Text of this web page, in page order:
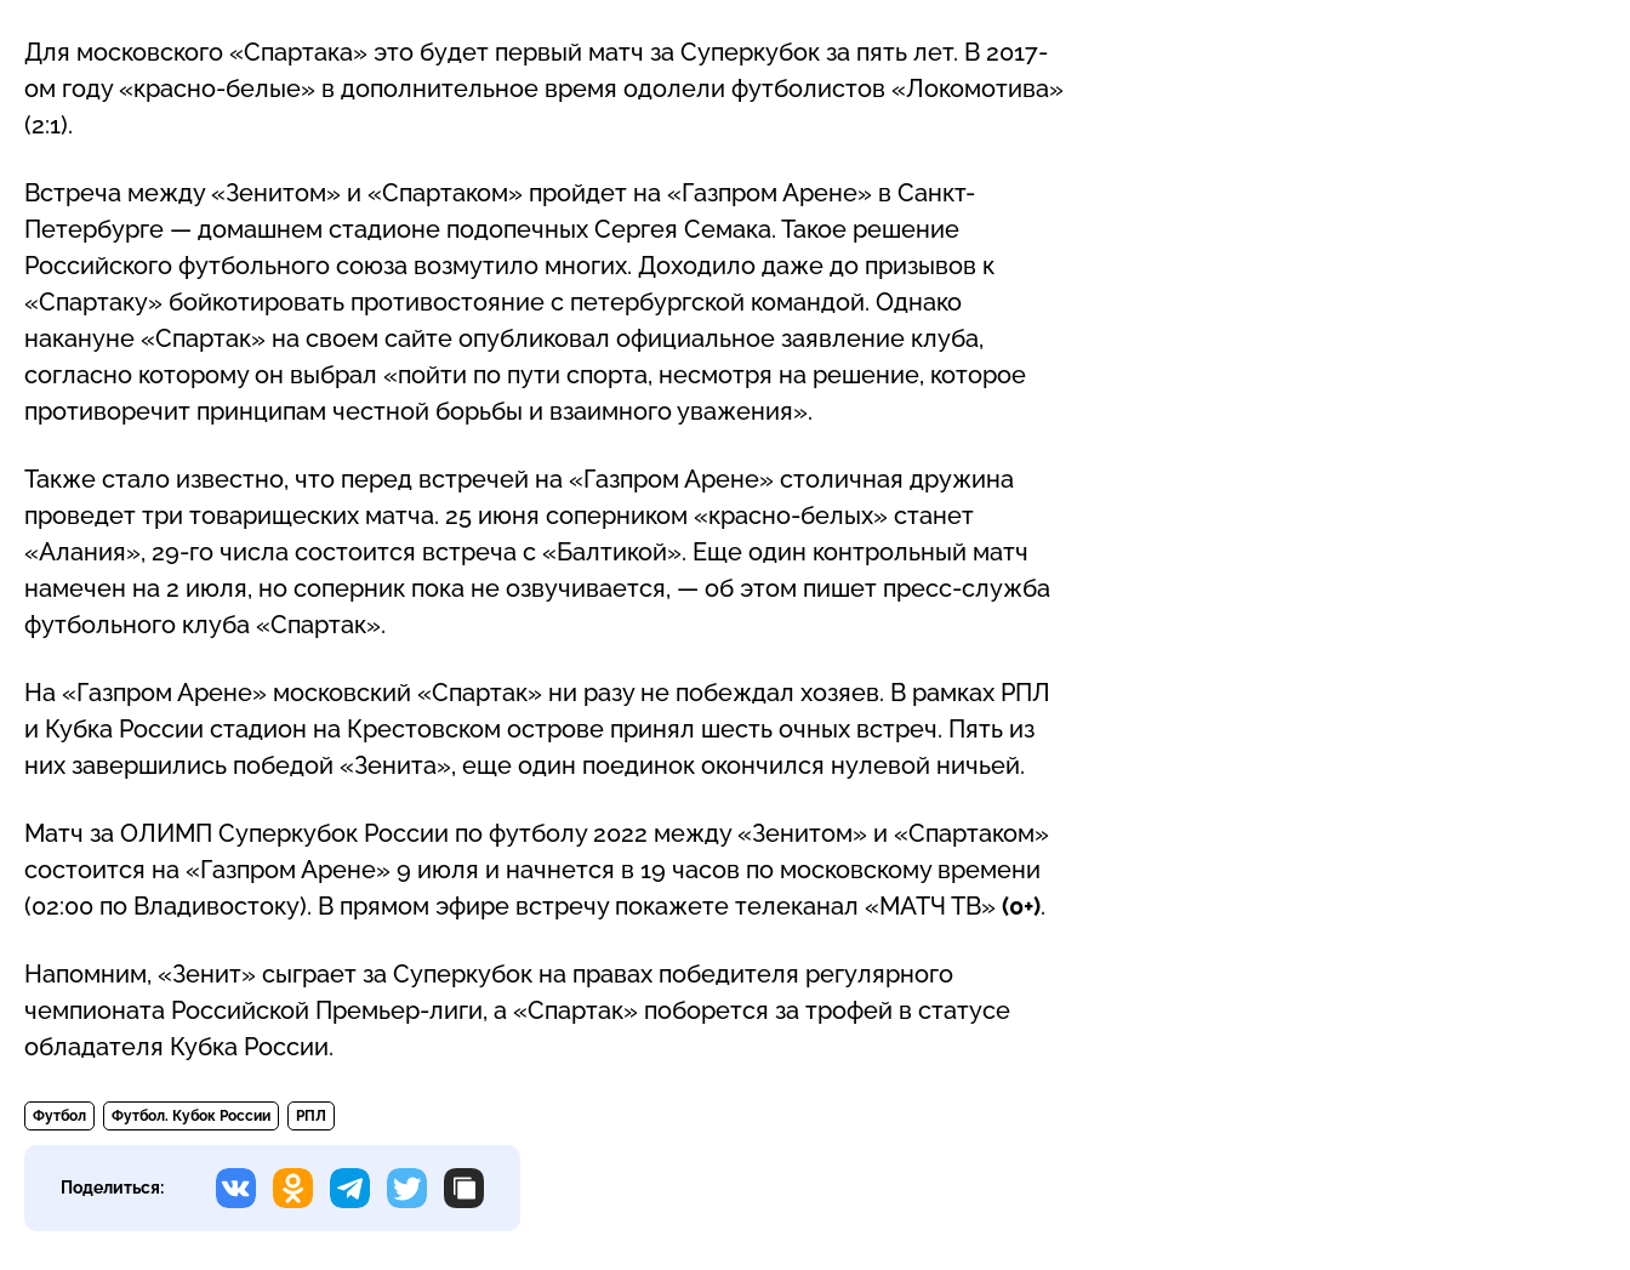
Для московского «Спартака» это будет первый матч за Суперкубок за пять лет. В 2017-
ом году «красно-белые» в дополнительное время одолели футболистов «Локомотива»
(2:1).
Встреча между «Зенитом» и «Спартаком» пройдет на «Газпром Арене» в Санкт-
Петербурге — домашнем стадионе подопечных Сергея Семака. Такое решение
Российского футбольного союза возмутило многих. Доходило даже до призывов к
«Спартаку» бойкотировать противостояние с петербургской командой. Однако
накануне «Спартак» на своем сайте опубликовал официальное заявление клуба,
согласно которому он выбрал «пойти по пути спорта, несмотря на решение, которое
противоречит принципам честной борьбы и взаимного уважения».
Также стало известно, что перед встречей на «Газпром Арене» столичная дружина
проведет три товарищеских матча. 25 июня соперником «красно-белых» станет
«Алания», 29-го числа состоится встреча с «Балтикой». Еще один контрольный матч
намечен на 2 июля, но соперник пока не озвучивается, — об этом пишет пресс-служба
футбольного клуба «Спартак».
На «Газпром Арене» московский «Спартак» ни разу не побеждал хозяев. В рамках РПЛ
и Кубка России стадион на Крестовском острове принял шесть очных встреч. Пять из
них завершились победой «Зенита», еще один поединок окончился нулевой ничьей.
Матч за ОЛИМП Суперкубок России по футболу 2022 между «Зенитом» и «Спартаком»
состоится на «Газпром Арене» 9 июля и начнется в 19 часов по московскому времени
(02:00 по Владивостоку). В прямом эфире встречу покажете телеканал «МАТЧ ТВ» (0+).
Напомним, «Зенит» сыграет за Суперкубок на правах победителя регулярного
чемпионата Российской Премьер-лиги, а «Спартак» поборется за трофей в статусе
обладателя Кубка России.
Футбол Футбол. Кубок России РПЛ
Поделиться: